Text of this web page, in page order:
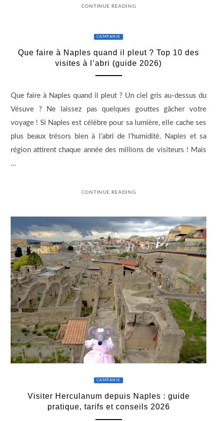
CONTINUE READING
CAMPANIE
Que faire à Naples quand il pleut ? Top 10 des
visites à l’abri (guide 2026)
Que faire à Naples quand il pleut ? Un ciel gris au-dessus du
Vésuve ? Ne laissez pas quelques gouttes gâcher votre
voyage ! Si Naples est célèbre pour sa lumière, elle cache ses
plus beaux trésors bien à l’abri de l’humidité. Naples et sa
région attirent chaque année des millions de visiteurs ! Mais
…
CONTINUE READING
CAMPANIE
Visiter Herculanum depuis Naples : guide
pratique, tarifs et conseils 2026